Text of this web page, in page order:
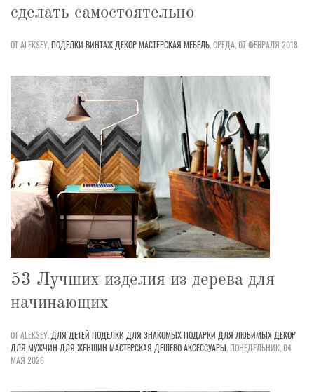
сделать самостоятельно
ОТ ALEKSEY,ПОДЕЛКИ ВИНТАЖДЕКОРМАСТЕРСКАЯ МЕБЕЛЬ,СРЕДА, 07 ФЕВРАЛЯ 2018
53 Лучших изделия из дерева для
начинающих
ОТ ALEKSEY,ДЛЯ ДЕТЕЙ ПОДЕЛКИ ДЛЯ ЗНАКОМЫХПОДАРКИ ДЛЯ ЛЮБИМЫХДЕКОР
ДЛЯ МУЖЧИН ДЛЯ ЖЕНЩИН МАСТЕРСКАЯ ДЕШЕВОАКСЕССУАРЫ,ПОНЕДЕЛЬНИК, 04
МАЯ 2026